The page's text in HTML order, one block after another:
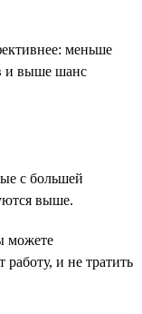
меньше
и выше шанс
с большей
выше.
можете
работу, и не тратить